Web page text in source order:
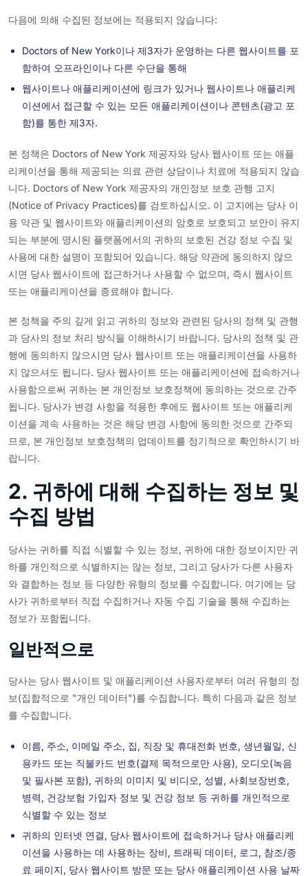
다음에 의해 수집된 정보에는 적용되지 않습니다:
Doctors of New York이나 제3자가 운영하는 다른 웹사이트를 포
함하여 오프라인이나 다른 수단을 통해
웹사이트나 애플리케이션에 링크가 있거나 웹사이트나 애플리케
이션에서 접근할 수 있는 모든 애플리케이션이나 콘텐츠(광고 포
함)를 통한 제3자.
본 정책은 Doctors of New York 제공자와 당사 웹사이트 또는 애플
리케이션을 통해 제공되는 의료 관련 상담이나 치료에 적용되지 않습
니다. Doctors of New York 제공자의 개인정보 보호 관행 고지
(Notice of Privacy Practices)를 검토하십시오. 이 고지에는 당사 이
용 약관 및 웹사이트와 애플리케이션의 암호로 보호되고 보안이 유지
되는 부분에 명시된 플랫폼에서의 귀하의 보호된 건강 정보 수집 및
사용에 대한 설명이 포함되어 있습니다. 해당 약관에 동의하지 않으
시면 당사 웹사이트에 접근하거나 사용할 수 없으며, 즉시 웹사이트
또는 애플리케이션을 종료해야 합니다.
본 정책을 주의 깊게 읽고 귀하의 정보와 관련된 당사의 정책 및 관행
과 당사의 정보 처리 방식을 이해하시기 바랍니다. 당사의 정책 및 관
행에 동의하지 않으시면 당사 웹사이트 또는 애플리케이션을 사용하
지 않으셔도 됩니다. 당사 웹사이트 또는 애플리케이션에 접속하거나
사용함으로써 귀하는 본 개인정보 보호정책에 동의하는 것으로 간주
됩니다. 당사가 변경 사항을 적용한 후에도 웹사이트 또는 애플리케
이션을 계속 사용하는 것은 해당 변경 사항에 동의한 것으로 간주되
므로, 본 개인정보 보호정책의 업데이트를 정기적으로 확인하시기 바
랍니다.
2. 귀하에 대해 수집하는 정보 및
수집 방법
당사는 귀하를 직접 식별할 수 있는 정보, 귀하에 대한 정보이지만 귀
하를 개인적으로 식별하지는 않는 정보, 그리고 당사가 다른 사용자
와 결합하는 정보 등 다양한 유형의 정보를 수집합니다. 여기에는 당
사가 귀하로부터 직접 수집하거나 자동 수집 기술을 통해 수집하는
정보가 포함됩니다.
일반적으로
당사는 당사 웹사이트 및 애플리케이션 사용자로부터 여러 유형의 정
보(집합적으로 "개인 데이터")를 수집합니다. 특히 다음과 같은 정보
를 수집합니다.
이름, 주소, 이메일 주소, 집, 직장 및 휴대전화 번호, 생년월일, 신
용카드 또는 직불카드 번호(결제 목적으로만 사용), 오디오(녹음
및 필사본 포함), 귀하의 이미지 및 비디오, 성별, 사회보장번호,
병력, 건강보험 가입자 정보 및 건강 정보 등 귀하를 개인적으로
식별할 수 있는 정보
귀하의 인터넷 연결, 당사 웹사이트에 접속하거나 당사 애플리케
이션을 사용하는 데 사용하는 장비, 트래픽 데이터, 로그, 참조/종
료 페이지, 당사 웹사이트 방문 또는 당사 애플리케이션 사용 날짜